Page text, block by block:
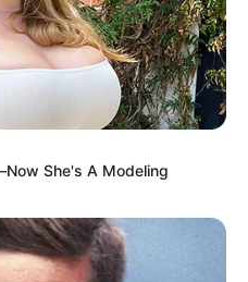
She's A Modeling